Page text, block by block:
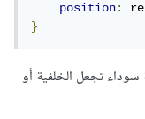
position:
}
تجعل الخلفية أو